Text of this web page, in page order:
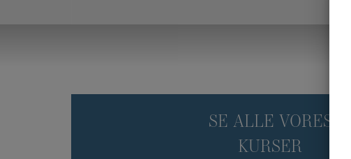
SE ALLE VORES
KURSER